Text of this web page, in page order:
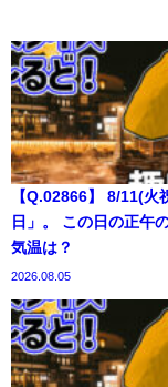
【Q.02866】 8/11(火
日」。 この日の正午
気温は？
2026.08.05